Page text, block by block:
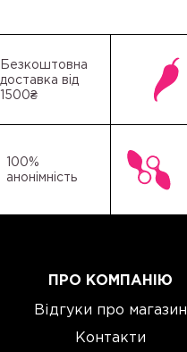
Безкоштовна
доставка від
1500₴
100%
анонімність
ПРО КОМПАНІЮ
Відгуки про магазин
Контакти